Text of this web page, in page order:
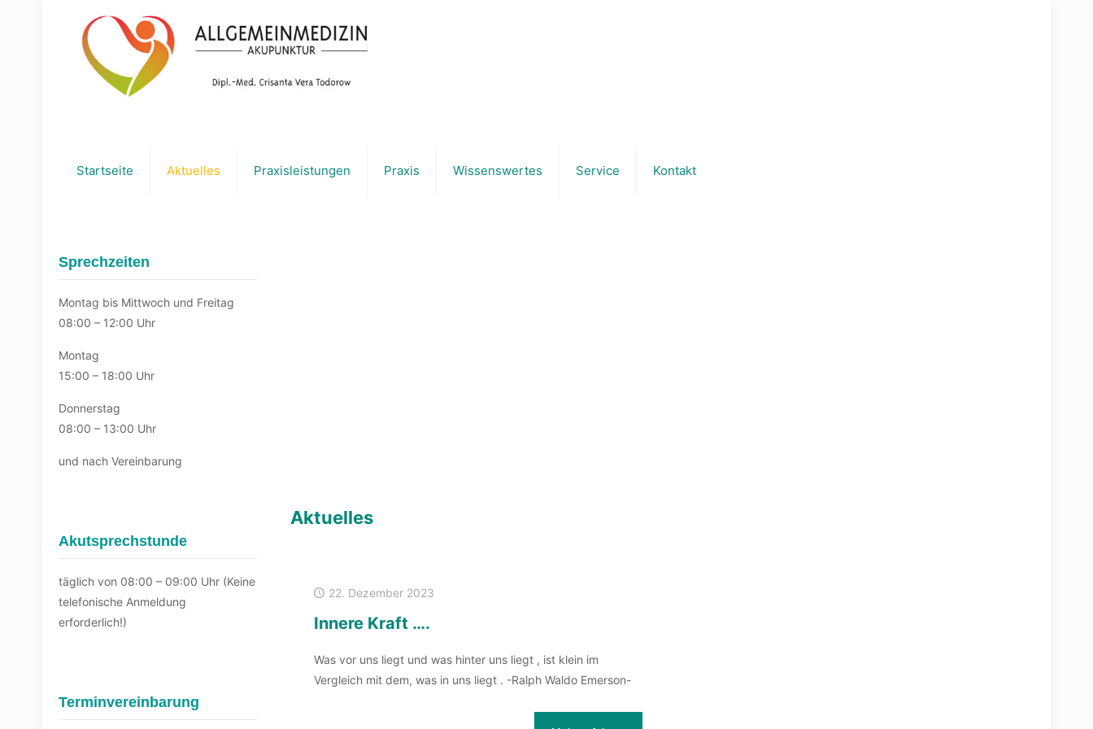
Startseite Aktuelles Praxisleistungen Praxis Wissenswertes Service Kontakt
Aktuelles
22. Dezember 2023
Innere Kraft ….
Was vor uns liegt und was hinter uns liegt , ist klein im
Vergleich mit dem, was in uns liegt . -Ralph Waldo Emerson-
Sprechzeiten
Montag bis Mittwoch und Freitag
08:00 – 12:00 Uhr
Montag
15:00 – 18:00 Uhr
Donnerstag
08:00 – 13:00 Uhr
und nach Vereinbarung
Akutsprechstunde
täglich von 08:00 – 09:00 Uhr (Keine
telefonische Anmeldung
erforderlich!)
Terminvereinbarung